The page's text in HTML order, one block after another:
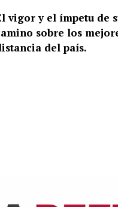
vigor y el ímpetu de
sobre los
del país.